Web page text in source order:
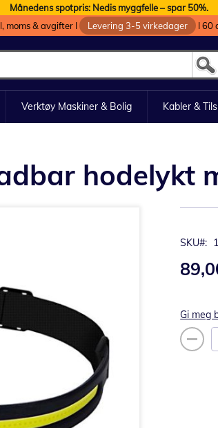
Månedens spotpris: Nedis myggfelle – spar 50%.
moms & avgifter I
Levering 3-5 virkedager I 60
Verktøy Maskiner & Bolig Kabler &
hodelykt
SKU
Gi meg